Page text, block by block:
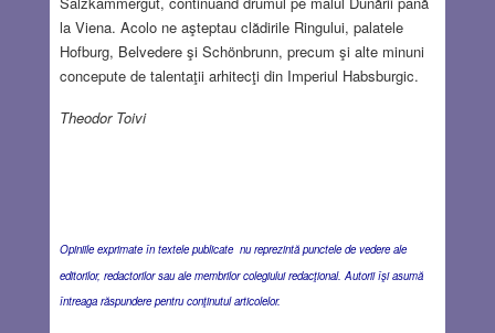
la Viena. Acolo ne aşteptau clădirile Ringului, palatele
Hofburg, Belvedere şi Schönbrunn, precum şi alte minuni
concepute de talentaţii arhitecţi din Imperiul Habsburgic.
Theodor Toivi
Opiniile exprimate în textele publicate nu reprezintă punctele de vedere ale
editorilor, redactorilor sau ale membrilor colegiului redacţional. Autorii îşi asumă
întreaga răspundere pentru conţinutul articolelor.